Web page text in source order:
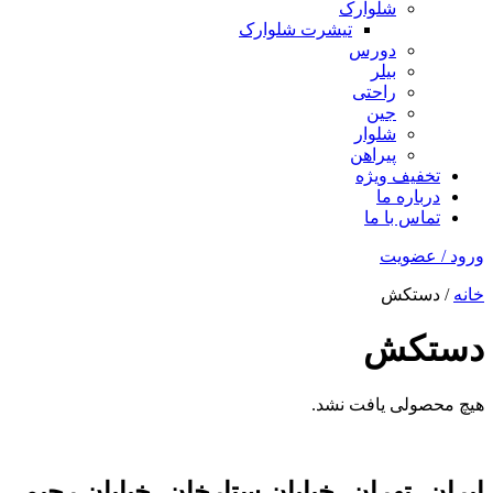
شلوارک
تیشرت شلوارک
دورس
بیلر
راحتی
جین
شلوار
پیراهن
تخفیف ویژه
درباره ما
تماس با ما
ورود / عضویت
خانه / دستکش
دستکش
هیچ محصولی یافت نشد.